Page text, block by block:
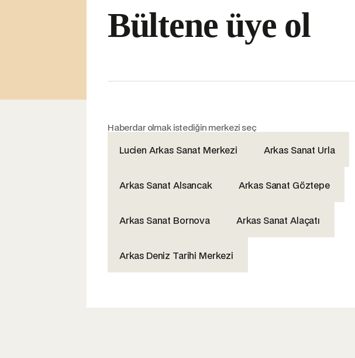
Bültene üye ol
Haberdar olmak istediğin merkezi seç
Lucien Arkas Sanat Merkezi Arkas Sanat Urla
Arkas Sanat Alsancak Arkas Sanat Göztepe
Arkas Sanat Bornova Arkas Sanat Alaçatı
Arkas Deniz Tarihi Merkezi